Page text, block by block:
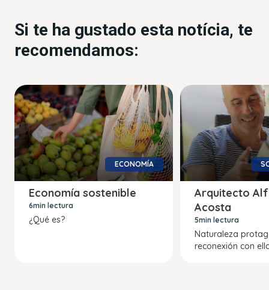
Si te ha gustado esta notícia, te
recomendamos:
ECONOMÍA
Economía sostenible
6min lectura
¿Qué es?
Arquitecto
Acosta
5min lectura
Naturaleza
reconexión con